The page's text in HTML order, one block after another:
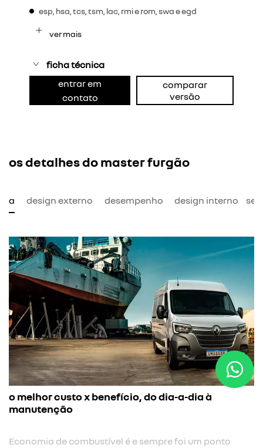
esp, hsa, tcs, tsm, lac, rmi e rom, swa e egd
ver mais
ficha técnica
entrar em
contato
comparar
versão
os detalhes do master furgão
design externo desempenho design interno
o melhor custo x benefício, do dia-a-dia à
manutenção
Economia de combustível é e sempre foi um ponto